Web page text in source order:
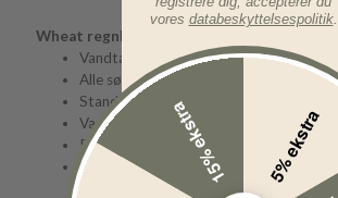
Wheat regnluffernes tekniske funktioner:
Vandtæt: 8.000 mm
Alle sømme er vandtætte og svejset
Standard 100 by OEKO-TEX®
Vandbaseret PU
PFC-fri
Flourin-fri vand- og smudsafvisende
FINISH ECO)
vores databeskyttelsespolitik.
5% ekstra
15% ekstra